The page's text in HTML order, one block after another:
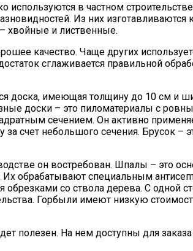
в частном
Из них изготавливаются
хвойные и лиственные.
качество. Чаще других
сглаживается правильной
доска, имеющая толщину до 10 см и
доски – это пиломатериалы с
сечением. Он активно
за счет небольшого сечения. Брусок
он востребован. Шпалы – это
обрабатывают специальным
со ствола дерева. С одной
Горбыли имеют низкую
полезен. На нем доступны для